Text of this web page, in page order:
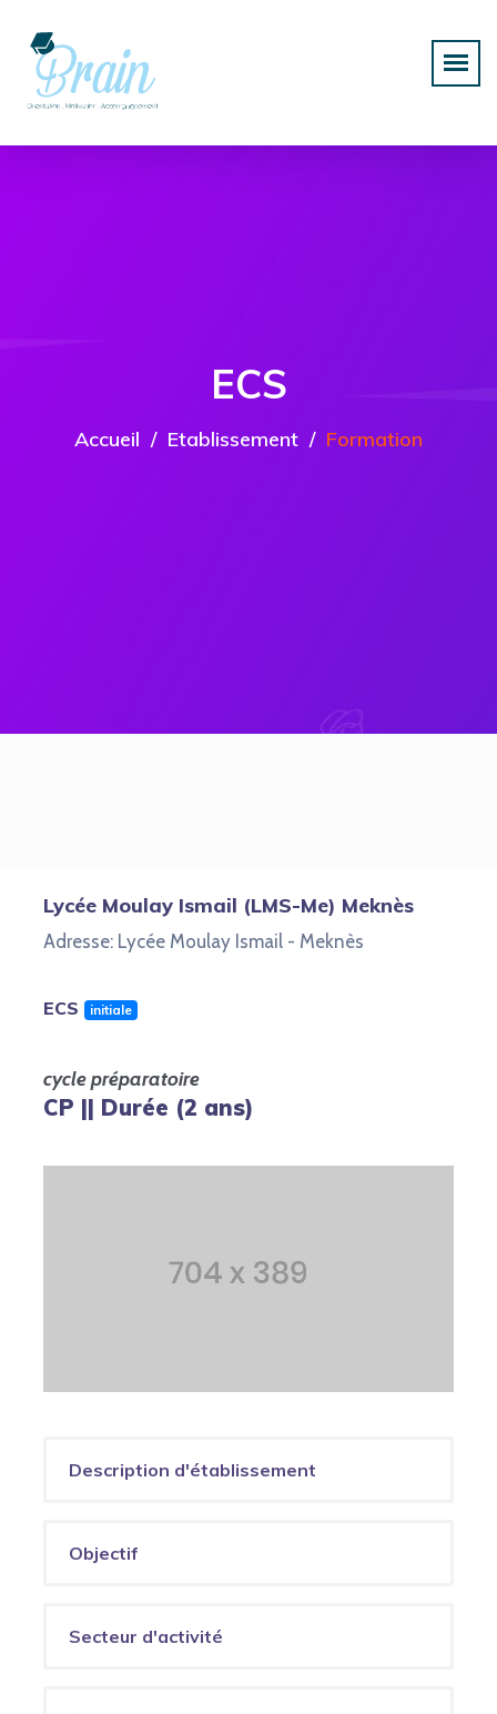
ECS
Accueil Etablissement Formation
Lycée Moulay Ismail (LMS-Me) Meknès
Adresse: Lycée Moulay Ismail - Meknès
ECS initiale
cycle préparatoire
CP || Durée (2 ans)
Description d'établissement
Objectif
Secteur d'activité